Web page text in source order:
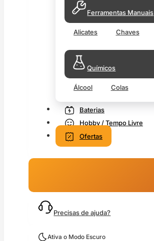
Ferramentas Manuais
Alicates Chaves
Químicos
Álcool Colas
Baterias
Hobby / Tempo Livre
Ofertas
Precisas de ajuda?
Ativa o Modo Escuro